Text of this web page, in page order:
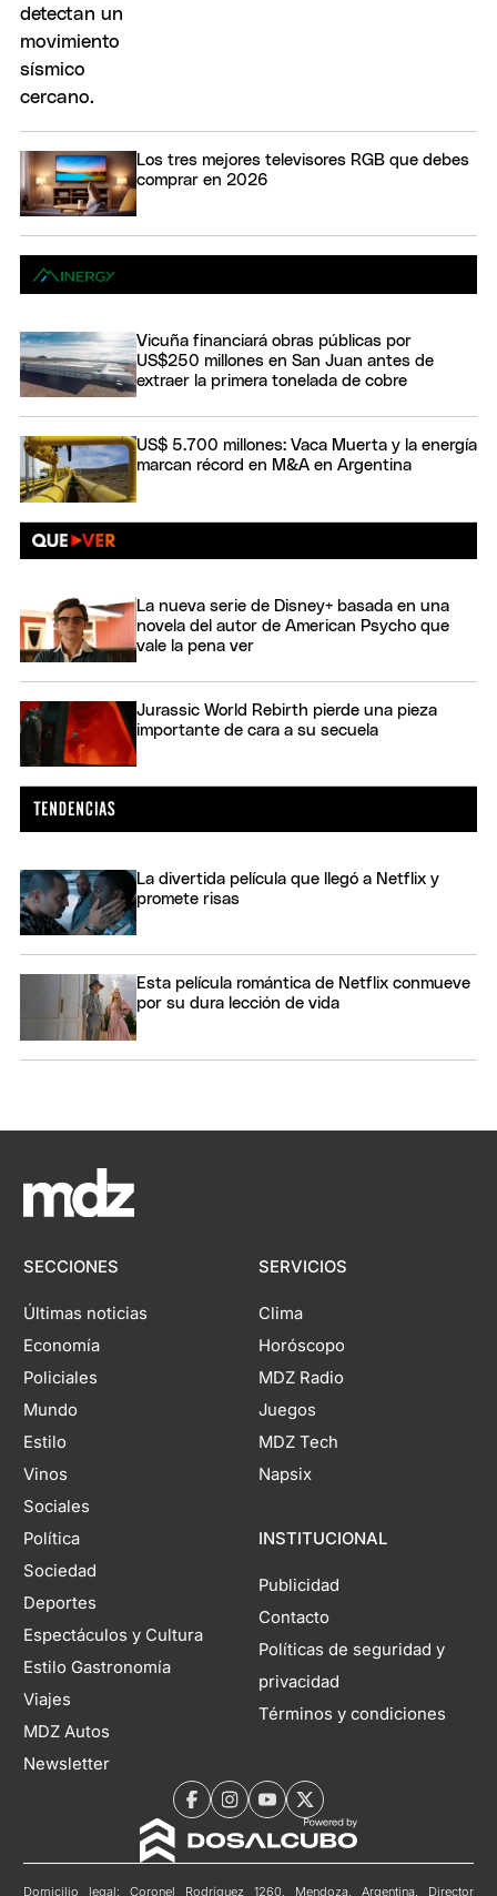
Los tres mejores televisores RGB que debes
comprar en 2026
Vicuña financiará obras públicas por
US$250 millones en San Juan antes de
extraer la primera tonelada de cobre
US$ 5.700 millones: Vaca Muerta y la energía
marcan récord en M&A en Argentina
La nueva serie de Disney+ basada en una
novela del autor de American Psycho que
vale la pena ver
Jurassic World Rebirth pierde una pieza
importante de cara a su secuela
La divertida película que llegó a Netflix y
promete risas
Esta película romántica de Netflix conmueve
por su dura lección de vida
SECCIONES
Últimas noticias
Economía
Policiales
Mundo
Estilo
Vinos
Sociales
Política
Sociedad
Deportes
Espectáculos y Cultura
Estilo Gastronomía
Viajes
MDZ Autos
Newsletter
SERVICIOS
Clima
Horóscopo
MDZ Radio
Juegos
MDZ Tech
Napsix
INSTITUCIONAL
Publicidad
Contacto
Políticas de seguridad y
privacidad
Términos y condiciones
Domicilio legal: Coronel Rodríguez 1260, Mendoza, Argentina. Director